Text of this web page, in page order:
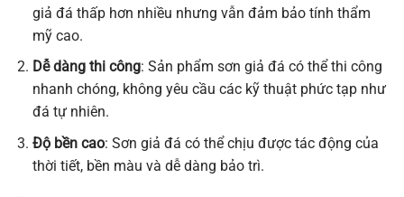
giả đá thấp hơn nhiều nhưng vẫn đảm bảo tính thẩm
mỹ cao.
Dễ dàng thi công: Sản phẩm sơn giả đá có thể thi công
nhanh chóng, không yêu cầu các kỹ thuật phức tạp như
đá tự nhiên.
Độ bền cao: Sơn giả đá có thể chịu được tác động của
thời tiết, bền màu và dễ dàng bảo trì.